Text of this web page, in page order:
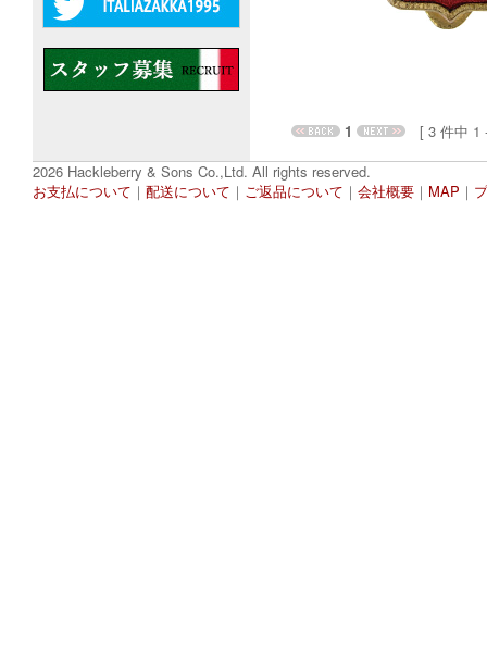
1
[ 3 件中 1
2026 Hackleberry & Sons Co.,Ltd. All rights reserved.
お支払について ｜ 配送について ｜ ご返品について ｜ 会社概要 ｜ MAP ｜